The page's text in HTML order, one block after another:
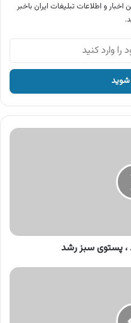
و اطلاعات تبلیغات ایران باخبر
پستوی سبز رشد